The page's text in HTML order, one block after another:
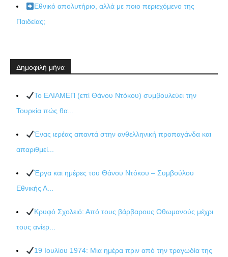
Εθνικό απολυτήριο, αλλά με ποιο περιεχόμενο της
Παιδείας;
Δημοφιλή μήνα
Το ΕΛΙΑΜΕΠ (επί Θάνου Ντόκου) συμβουλεύει την
Τουρκία πώς θα...
Ένας ιερέας απαντά στην ανθελληνική προπαγάνδα και
απαριθμεί...
Έργα και ημέρες του Θάνου Ντόκου – Συμβούλου
Εθνικής Α...
Κρυφό Σχολειό: Από τους βάρβαρους Οθωμανούς μέχρι
τους ανίερ...
19 Ιουλίου 1974: Μια ημέρα πριν από την τραγωδία της